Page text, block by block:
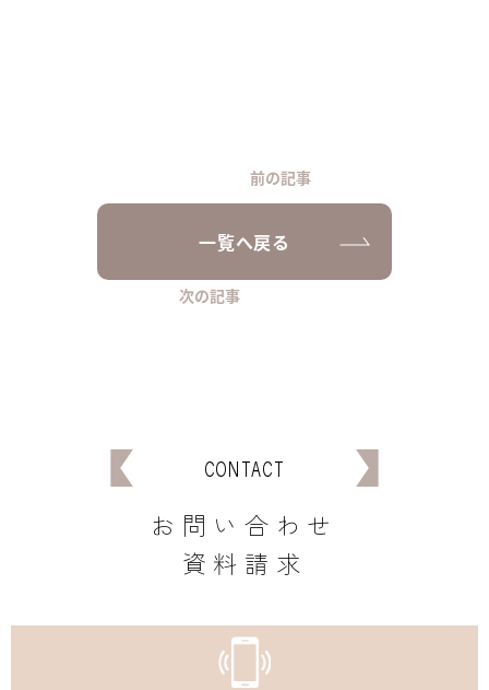
前の記事
次の記事
一覧へ戻る
CONTACT
お問い合わせ
資料請求